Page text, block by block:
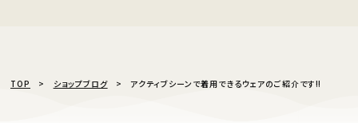
TOP ショップブログ アクティブシーンで着用できるウェアのご紹介です‼︎